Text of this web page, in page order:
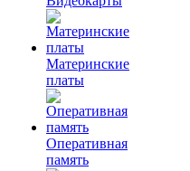
Материнские
платы
Оперативная
память